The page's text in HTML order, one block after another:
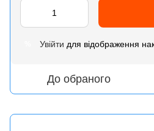
Увійти для відображення
До обраного